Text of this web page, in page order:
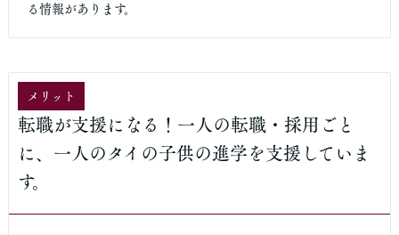
る情報があります。
メリット
転職が支援になる！一人の転職・採用ごと
に、一人のタイの子供の進学を支援していま
す。